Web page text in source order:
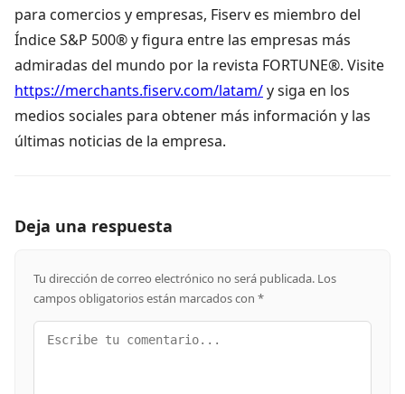
para comercios y empresas, Fiserv es miembro del
Índice S&P 500® y figura entre las empresas más
admiradas del mundo por la revista FORTUNE®. Visite
https://merchants.fiserv.com/latam/y siga en los
medios sociales para obtener más información y las
últimas noticias de la empresa.
Deja una respuesta
Tu dirección de correo electrónico no será publicada. Los
campos obligatorios están marcados con *